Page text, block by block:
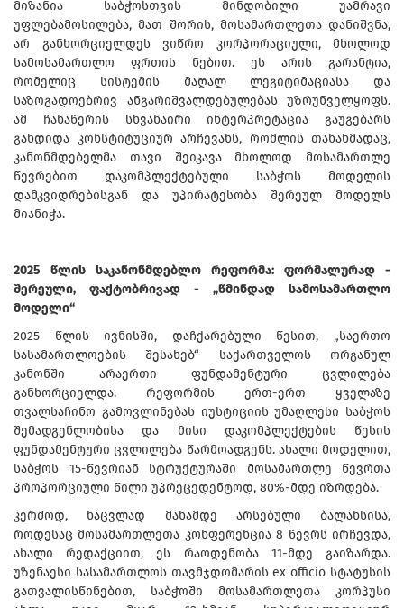
მიზანია საბჭოსთვის მინდობილი უამრავი
უფლებამოსილება, მათ შორის, მოსამართლეთა დანიშვნა,
არ განხორციელდეს ვიწრო კორპორაციული, მხოლოდ
სამოსამართლო ფრთის ნებით. ეს არის გარანტია,
რომელიც სისტემის მაღალ ლეგიტიმაციასა და
საზოგადოებრივ ანგარიშვალდებულებას უზრუნველყოფს.
ამ ჩანაწერის სხვანაირი ინტერპრეტაცია გაუგებარს
გახდიდა კონსტიტუციურ არჩევანს, რომლის თანახმადაც,
კანონმდებელმა თავი შეიკავა მხოლოდ მოსამართლე
წევრებით დაკომპლექტებული საბჭოს მოდელის
დამკვიდრებისგან და უპირატესობა შერეულ მოდელს
მიანიჭა.
2025 წლის საკანონმდებლო რეფორმა: ფორმალურად -
შერეული, ფაქტობრივად - „წმინდად სამოსამართლო
მოდელი“
2025 წლის ივნისში, დაჩქარებული წესით, „საერთო
სასამართლოების შესახებ“ საქართველოს ორგანულ
კანონში არაერთი ფუნდამენტური ცვლილება
განხორციელდა. რეფორმის ერთ-ერთ ყველაზე
თვალსაჩინო გამოვლინებას იუსტიციის უმაღლესი საბჭოს
შემადგენლობისა და მისი დაკომპლექტების წესის
ფუნდამენტური ცვლილება წარმოადგენს. ახალი მოდელით,
საბჭოს 15-წევრიან სტრუქტურაში მოსამართლე წევრთა
პროპორციული წილი უპრეცედენტოდ, 80%-მდე იზრდება.
კერძოდ, ნაცვლად მანამდე არსებული ბალანსისა,
როდესაც მოსამართლეთა კონფერენცია 8 წევრს ირჩევდა,
ახალი რედაქციით, ეს რაოდენობა 11-მდე გაიზარდა.
უზენაესი სასამართლოს თავმჯდომარის ex officio სტატუსის
გათვალისწინებით, საბჭოში მოსამართლეთა კორპუსი